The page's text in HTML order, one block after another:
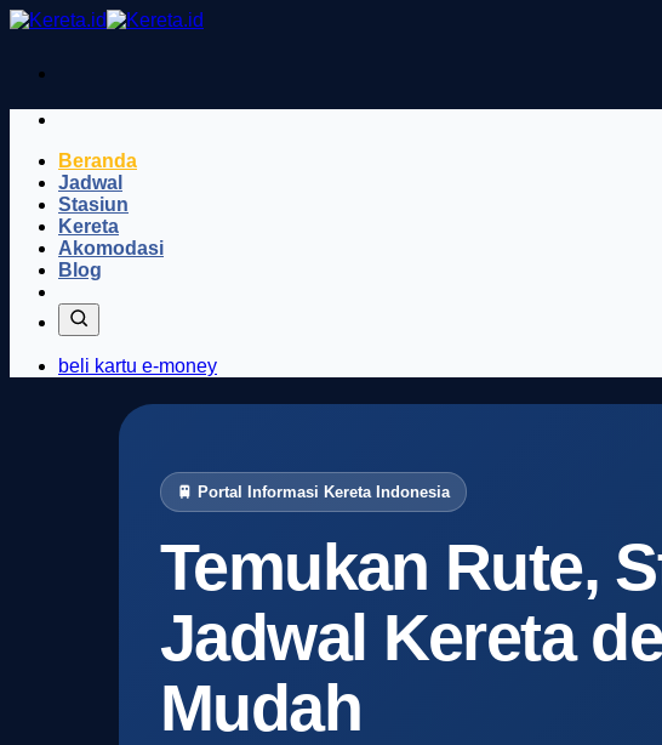
Skip
Beranda
Jadwal
Stasiun
Kereta
Akomodasi
Blog
beli kartu e-money
🚆 Portal Informasi Kereta Indonesia
Temukan Rute,
Jadwal Kereta
Mudah